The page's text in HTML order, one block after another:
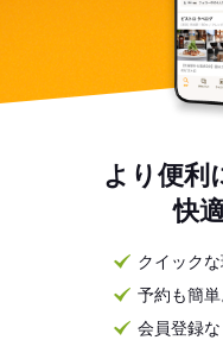
より便利
快
クイック
予約も簡
会員登録